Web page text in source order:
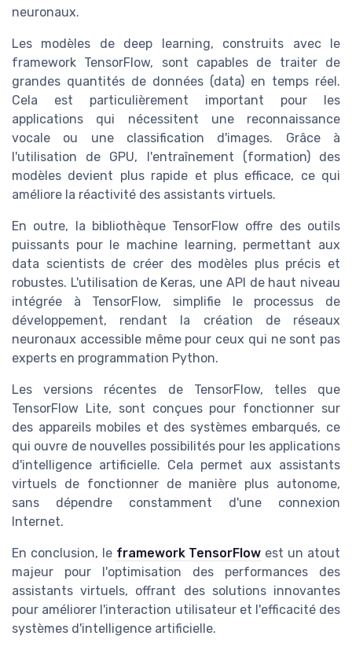
neuronaux.
Les modèles de deep learning, construits avec le
framework TensorFlow, sont capables de traiter de
grandes quantités de données (data) en temps réel.
Cela est particulièrement important pour les
applications qui nécessitent une reconnaissance
vocale ou une classification d'images. Grâce à
l'utilisation de GPU, l'entraînement (formation) des
modèles devient plus rapide et plus efficace, ce qui
améliore la réactivité des assistants virtuels.
En outre, la bibliothèque TensorFlow offre des outils
puissants pour le machine learning, permettant aux
data scientists de créer des modèles plus précis et
robustes. L'utilisation de Keras, une API de haut niveau
intégrée à TensorFlow, simplifie le processus de
développement, rendant la création de réseaux
neuronaux accessible même pour ceux qui ne sont pas
experts en programmation Python.
Les versions récentes de TensorFlow, telles que
TensorFlow Lite, sont conçues pour fonctionner sur
des appareils mobiles et des systèmes embarqués, ce
qui ouvre de nouvelles possibilités pour les applications
d'intelligence artificielle. Cela permet aux assistants
virtuels de fonctionner de manière plus autonome,
sans dépendre constamment d'une connexion
Internet.
En conclusion, le framework TensorFlow est un atout
majeur pour l'optimisation des performances des
assistants virtuels, offrant des solutions innovantes
pour améliorer l'interaction utilisateur et l'efficacité des
systèmes d'intelligence artificielle.